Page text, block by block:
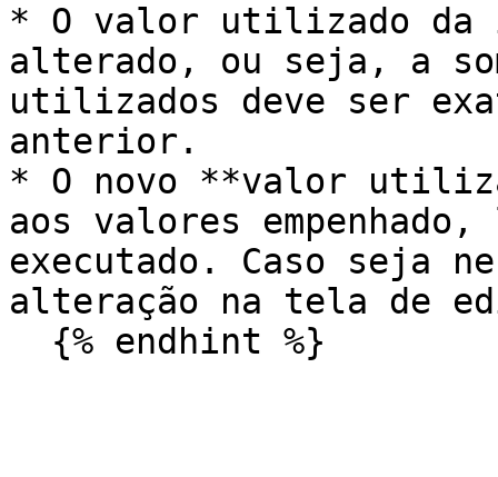
* O valor utilizado da
alterado, ou seja, a
utilizados deve ser
anterior.
* O novo **valor
aos valores
executado. Caso seja
alteração na tela de